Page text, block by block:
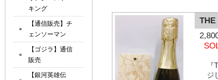
ジ
キング
【通信販売】チ
ェンソーマン
【ゴジラ】通信
販売
【銀河英雄伝